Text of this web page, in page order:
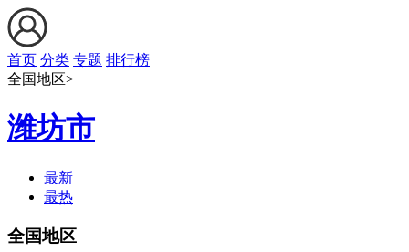
首页 分类 专题 排行榜
全国地区>
潍坊市
最新
最热
全国地区